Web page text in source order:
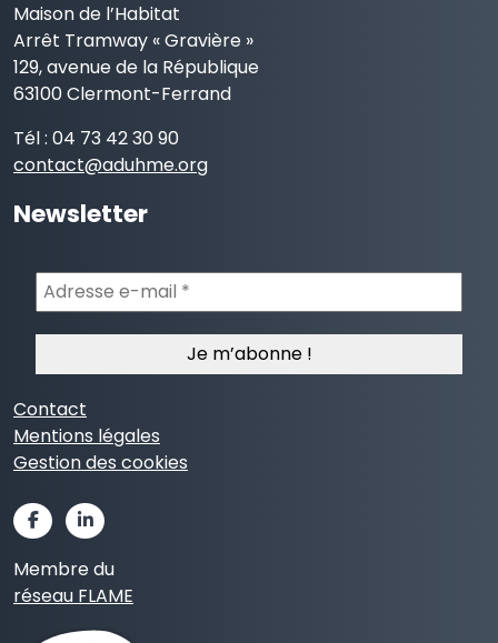
Maison de l’Habitat
Arrêt Tramway « Gravière »
129, avenue de la République
63100 Clermont-Ferrand
Tél : 04 73 42 30 90
contact@aduhme.org
Newsletter
Adresse
e-
mail
Contact
Mentions légales
Gestion des cookies
Membre du
réseau FLAME